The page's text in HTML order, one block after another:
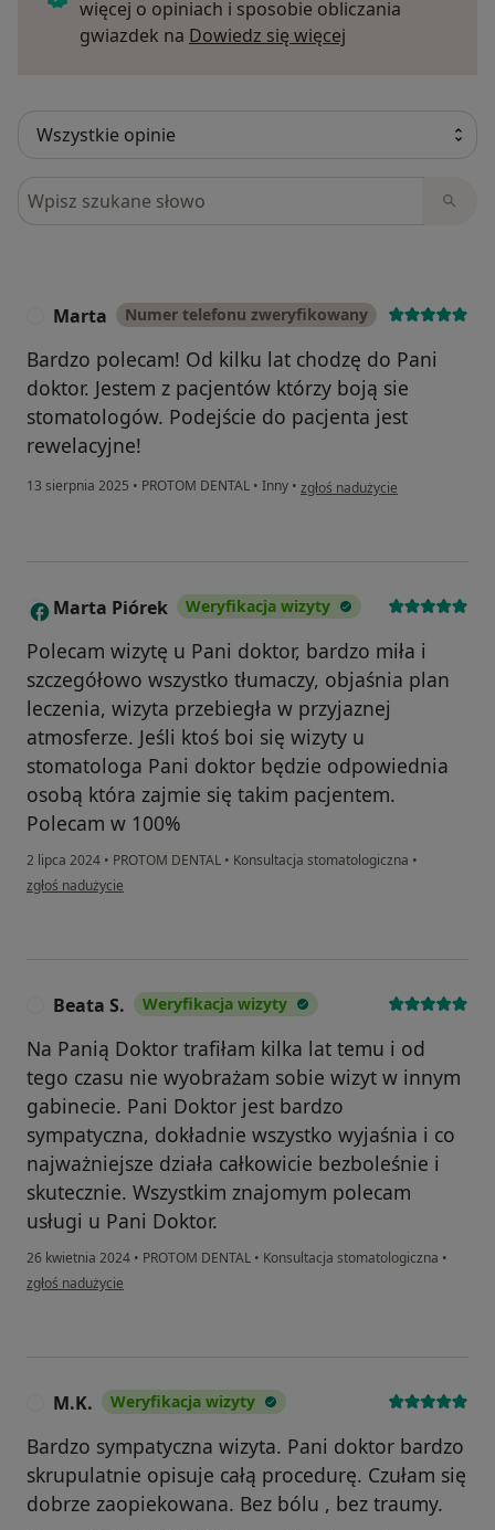
więcej o opiniach i sposobie obliczania
gwiazdek na Dowiedz się więcej
Szukaj w opiniach
Marta Numer telefonu zweryfikowany
Bardzo polecam! Od kilku lat chodzę do Pani
doktor. Jestem z pacjentów którzy boją sie
stomatologów. Podejście do pacjenta jest
rewelacyjne!
13 sierpnia 2025 • PROTOM DENTAL • Inny • w opinii użytkownika Marta
zgłoś nadużycie
M Marta Piórek Weryfikacja wizyty
Polecam wizytę u Pani doktor, bardzo miła i
szczegółowo wszystko tłumaczy, objaśnia plan
leczenia, wizyta przebiegła w przyjaznej
atmosferze. Jeśli ktoś boi się wizyty u
stomatologa Pani doktor będzie odpowiednia
osobą która zajmie się takim pacjentem.
Polecam w 100%
2 lipca 2024 • PROTOM DENTAL • Konsultacja stomatologiczna •
w opinii użytkownika Marta Piórek
zgłoś nadużycie
Beata S. Weryfikacja wizyty
Na Panią Doktor trafiłam kilka lat temu i od
tego czasu nie wyobrażam sobie wizyt w innym
gabinecie. Pani Doktor jest bardzo
sympatyczna, dokładnie wszystko wyjaśnia i co
najważniejsze działa całkowicie bezboleśnie i
skutecznie. Wszystkim znajomym polecam
usługi u Pani Doktor.
26 kwietnia 2024 • PROTOM DENTAL • Konsultacja stomatologiczna •
w opinii użytkownika Beata S.
zgłoś nadużycie
M.K. Weryfikacja wizyty
Bardzo sympatyczna wizyta. Pani doktor bardzo
skrupulatnie opisuje całą procedurę. Czułam się
dobrze zaopiekowana. Bez bólu , bez traumy.